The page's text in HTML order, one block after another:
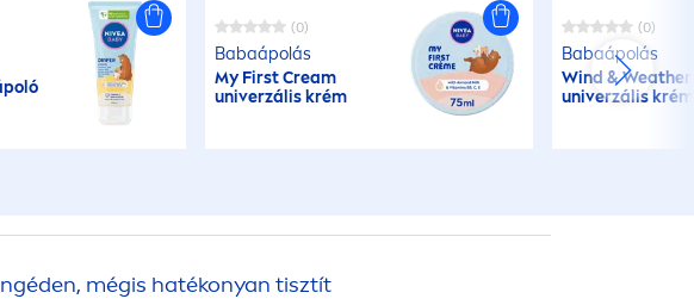
(0)
Babaápolás
My First Cream
univerzális krém
(0)
Babaápolás
Wind & Weather
univerzális krém
mégis hatékonyan tisztít